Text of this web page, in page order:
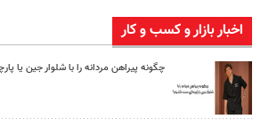
اخبار بازار و کسب و کار
چگونه پیراهن مردانه را با شلوار جین یا